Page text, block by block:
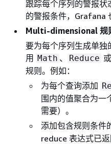
跟踪每个序列的警报状
的警报条件，Grafana
Multi-dimensional 规
要为每个序列生成单独
用 Math 、 Reduce 或
规则。例如：
为每个查询添加
围内的值聚合为一
需要）。
添加包含规则条件
reduce 表达式已返